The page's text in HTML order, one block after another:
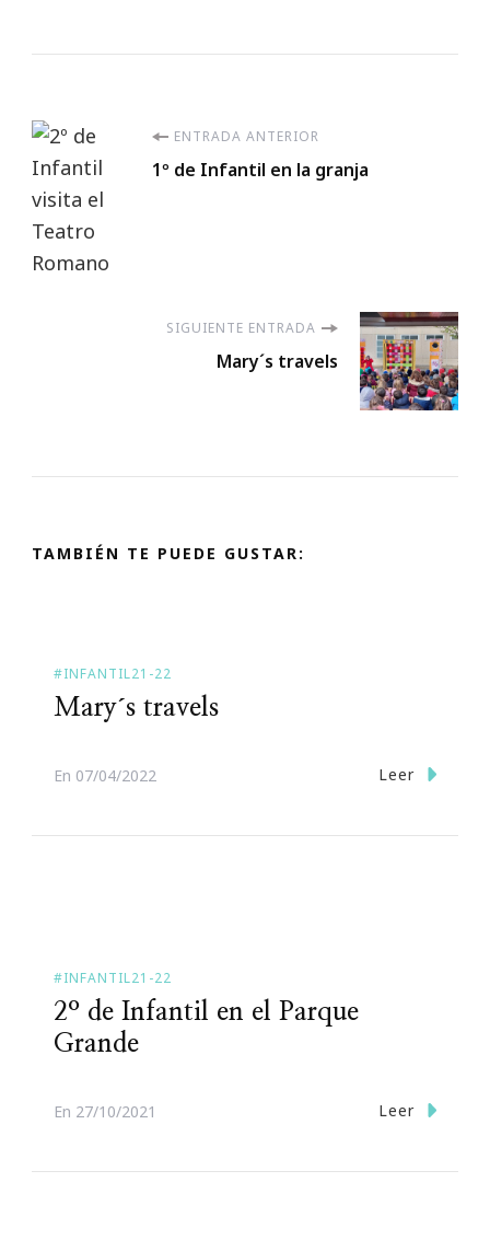
Navegación
de
entradas
ENTRADA ANTERIOR
1º de Infantil en la granja
SIGUIENTE ENTRADA
Mary´s travels
TAMBIÉN TE PUEDE GUSTAR:
#INFANTIL21-22
Mary´s travels
En 07/04/2022 Leer
#INFANTIL21-22
2º de Infantil en el Parque
Grande
En 27/10/2021 Leer